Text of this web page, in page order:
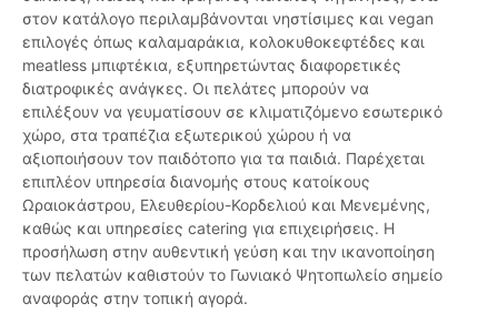
στον κατάλογο περιλαμβάνονται νηστίσιμες και vegan
επιλογές όπως καλαμαράκια, κολοκυθοκεφτέδες και
meatless μπιφτέκια, εξυπηρετώντας διαφορετικές
διατροφικές ανάγκες. Οι πελάτες μπορούν να
επιλέξουν να γευματίσουν σε κλιματιζόμενο εσωτερικό
χώρο, στα τραπέζια εξωτερικού χώρου ή να
αξιοποιήσουν τον παιδότοπο για τα παιδιά. Παρέχεται
επιπλέον υπηρεσία διανομής στους κατοίκους
Ωραιοκάστρου, Ελευθερίου-Κορδελιού και Μενεμένης,
καθώς και υπηρεσίες catering για επιχειρήσεις. Η
προσήλωση στην αυθεντική γεύση και την ικανοποίηση
των πελατών καθιστούν το Γωνιακό Ψητοπωλείο σημείο
αναφοράς στην τοπική αγορά.